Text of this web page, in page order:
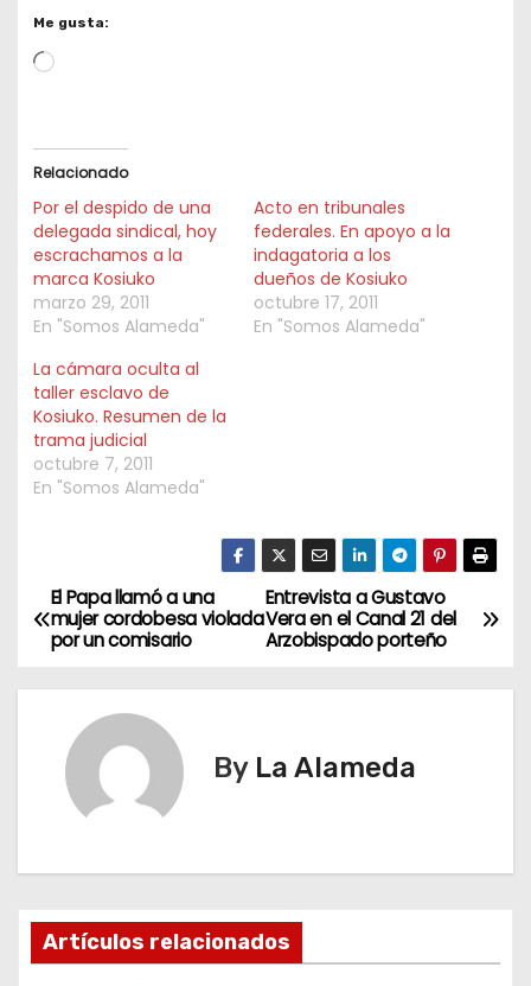
Me gusta:
L
n
g
…
Relacionado
Por el despido de una
delegada sindical, hoy
escrachamos a la
marca Kosiuko
marzo 29, 2011
En "Somos Alameda"
Acto en tribunales
federales. En apoyo a la
indagatoria a los
dueños de Kosiuko
octubre 17, 2011
En "Somos Alameda"
La cámara oculta al
taller esclavo de
Kosiuko. Resumen de la
trama judicial
octubre 7, 2011
En "Somos Alameda"
N
a
c
i
Entrevista a Gustavo
Vera en el Canal 21 del
Arzobispado porteño
El Papa llamó a una
mujer cordobesa violada
por un comisario
By La Alameda
Artículos relacionados